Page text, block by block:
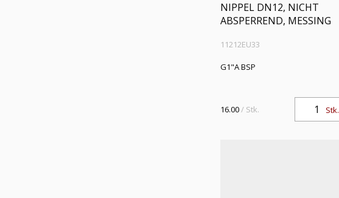
NIPPEL DN12, NICHT
ABSPERREND, MESSING
11212EU33
G1"A BSP
Stk.
16.00/ Stk.